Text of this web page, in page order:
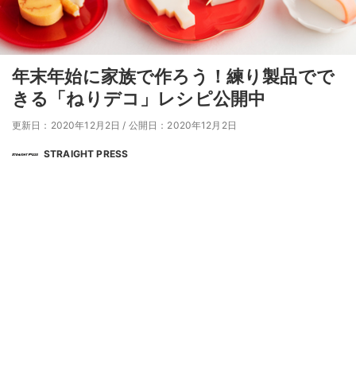
年末年始に家族で作ろう！練り製品でで
きる「ねりデコ」レシピ公開中
更新日：2020年12月2日 / 公開日：2020年12月2日
STRAIGHT PRESS